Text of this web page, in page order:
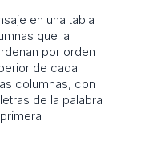
en una tabla
que la
por orden
de cada
columnas, con
de la palabra